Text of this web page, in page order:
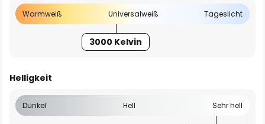
Warmweiß Universalweiß Tageslicht
3000 Kelvin
Helligkeit
Dunkel Hell Sehr hell